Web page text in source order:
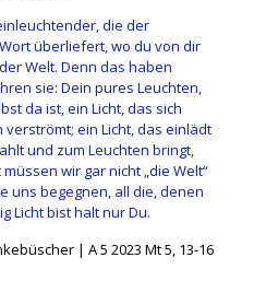
die der
überliefert, wo du von dir
Welt. Denn das haben
sie: Dein pures Leuchten,
da ist, ein Licht, das sich
ein Licht, das einlädt
und zum Leuchten bringt,
wir gar nicht „die Welt“
uns begegnen, all die, denen
Licht bist halt nur Du.
| A 5 2023 Mt 5, 13-16